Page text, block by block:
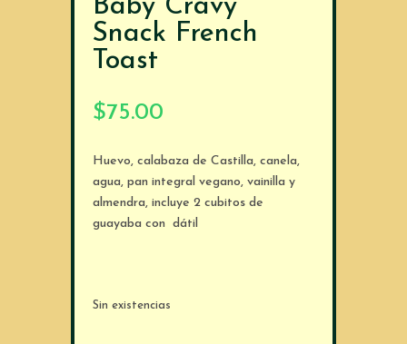
Baby Cravy
Snack French
Toast
$75.00
Huevo, calabaza de Castilla, canela,
agua, pan integral vegano, vainilla y
almendra, incluye 2 cubitos de
guayaba con dátil
Sin existencias